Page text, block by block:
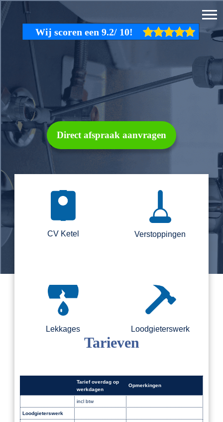
Direct afspraak aanvragen
CV Ketel Verstoppingen
Lekkages Loodgieterswerk
Tarieven
Tarief overdag op
werkdagen
Opmerkingen
incl btw
Loodgieterswerk